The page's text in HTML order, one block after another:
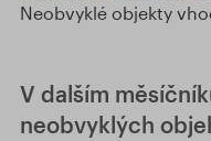
Neobvyklé objekty
V dalším
neobvyklých